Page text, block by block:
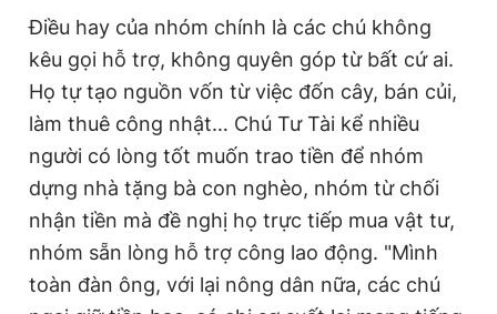
Điều hay của nhóm chính là các chú không
kêu gọi hỗ trợ, không quyên góp từ bất cứ ai.
Họ tự tạo nguồn vốn từ việc đốn cây, bán củi,
làm thuê công nhật… Chú Tư Tài kể nhiều
người có lòng tốt muốn trao tiền để nhóm
dựng nhà tặng bà con nghèo, nhóm từ chối
nhận tiền mà đề nghị họ trực tiếp mua vật tư,
nhóm sẵn lòng hỗ trợ công lao động. "Mình
toàn đàn ông, với lại nông dân nữa, các chú